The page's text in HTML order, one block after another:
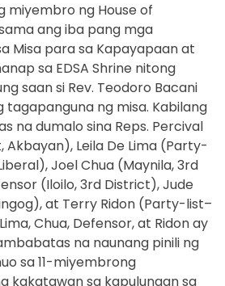
miyembro ng House of
ang iba pang mga
Misa para sa Kapayapaan at
sa EDSA Shrine nitong
saan si Rev. Teodoro Bacani
tagapanguna ng misa. Kabilang
na dumalo sina Reps. Percival
Leila De Lima (Party-
Joel Chua (Maynila, 3rd
(Iloilo, 3rd District), Jude
at Terry Ridon (Party-list–
Chua, Defensor, at Ridon ay
na naunang pinili ng
sa 11-miyembrong
kakatawan sa kapulungan sa